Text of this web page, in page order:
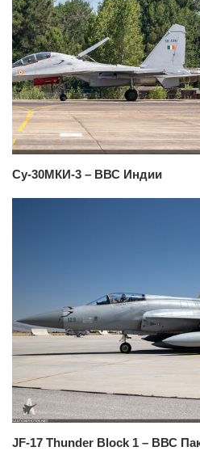
Су-30МКИ-3 – ВВС Индии
JF-17 Thunder Block 1 – ВВС